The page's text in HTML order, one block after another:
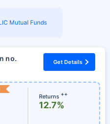
Mutual Funds
no.
Get Details
Returns ++
12.7%